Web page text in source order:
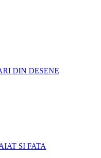
DIN DESENE
SI FATA